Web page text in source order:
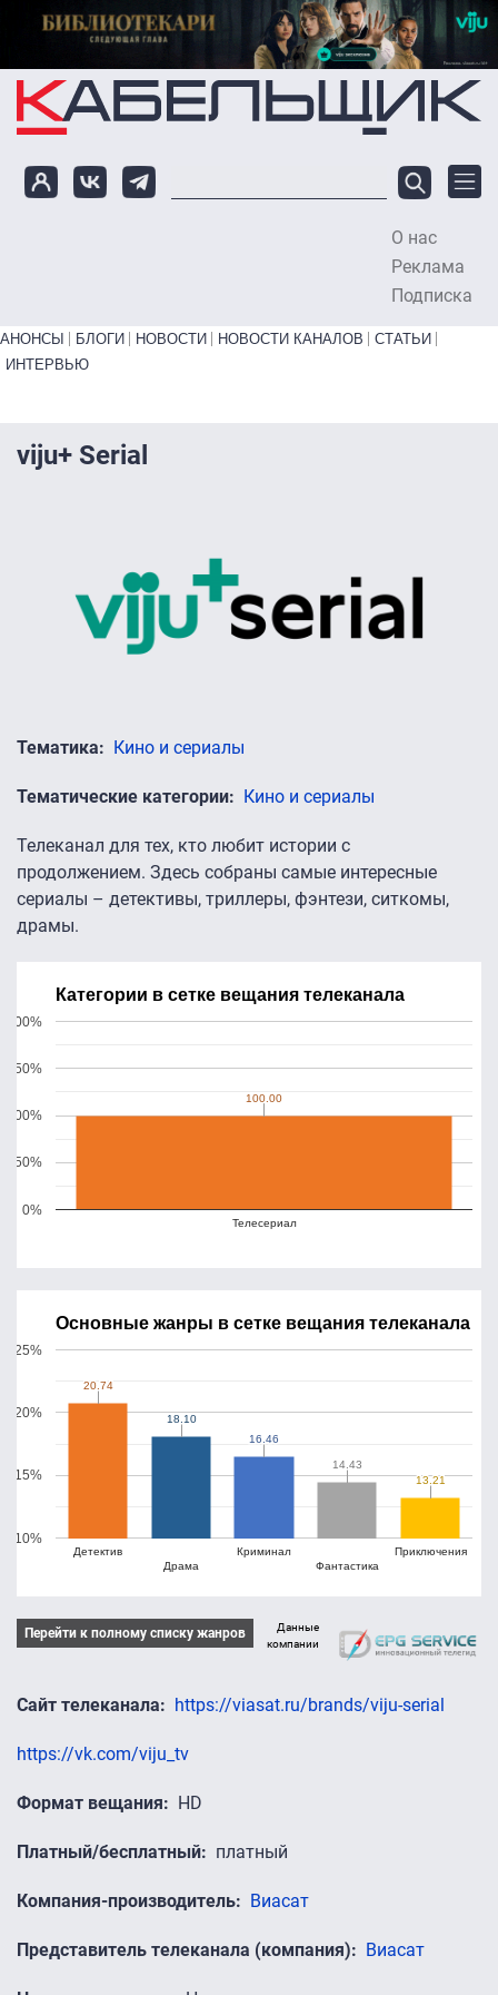
Перейти к основному содержанию
О нас
Реклама
Подписка
Primary links bottom
АНОНСЫ БЛОГИ НОВОСТИ НОВОСТИ КАНАЛОВ
СТАТЬИ
ИНТЕРВЬЮ
viju+ Serial
Тематика Кино и сериалы
Тематические категории Кино и сериалы
Телеканал для тех, кто любит истории с
продолжением. Здесь собраны самые интересные
сериалы – детективы, триллеры, фэнтези, ситкомы,
драмы.
Категории в сетке вещания телеканала
Телесериал
0%
50%
100%
150%
200%
100.00
100.00
Основные жанры в сетке вещания телеканала
Детектив
Драма
Криминал
Фантастика
Приключения
10%
15%
20%
25%
20.74
20.74
18.10
18.10
16.46
16.46
14.43
14.43
13.21
13.21
Перейти к полному списку жанров
Данные
компании
Сайт телеканала https://viasat.ru/brands/viju-serial
https://vk.com/viju_tv
Формат вещания HD
Платный/бесплатный платный
Компания-производитель Виасат
Представитель телеканала (компания) Виасат